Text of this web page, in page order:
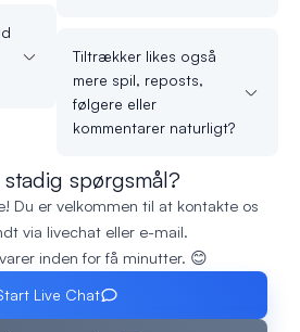
Tiltrækker likes også
mere spil, reposts,
følgere eller
kommentarer naturligt?
spørgsmål?
Du er velkommen til at kontakte os
via livechat eller e-mail.
inden for få minutter. 😊
Live Chat